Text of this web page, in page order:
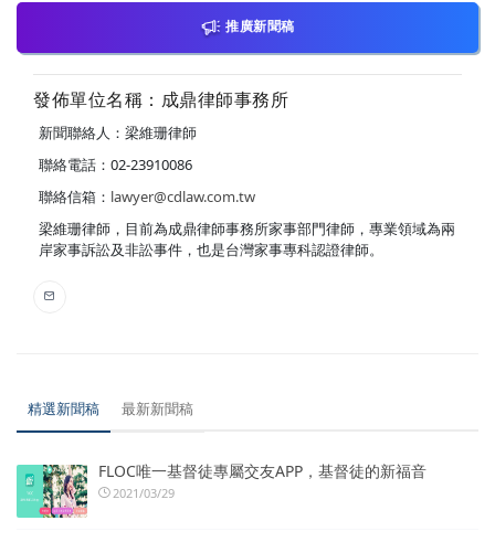
推廣新聞稿
發佈單位名稱：成鼎律師事務所
新聞聯絡人：梁維珊律師
聯絡電話：02-23910086
聯絡信箱： lawyer@cdlaw.com.tw
梁維珊律師，目前為成鼎律師事務所家事部門律師，專業領域為兩
岸家事訴訟及非訟事件，也是台灣家事專科認證律師。
精選新聞稿 最新新聞稿
FLOC唯一基督徒專屬交友APP，基督徒的新福音
2021/03/29